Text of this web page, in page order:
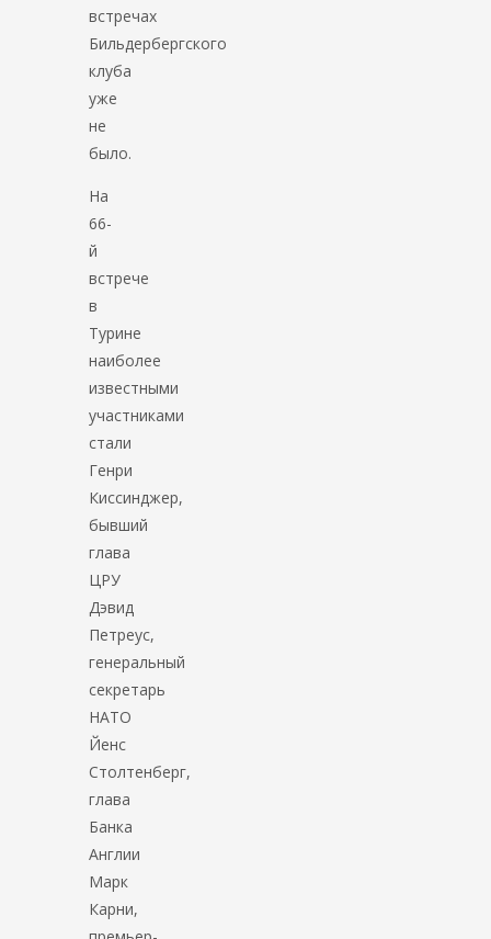
встречах
Бильдербергского
клуба
уже
не
было.
На
66-
й
встрече
в
Турине
наиболее
известными
участниками
стали
Генри
Киссинджер,
бывший
глава
ЦРУ
Дэвид
Петреус,
генеральный
секретарь
НАТО
Йенс
Столтенберг,
глава
Банка
Англии
Марк
Карни,